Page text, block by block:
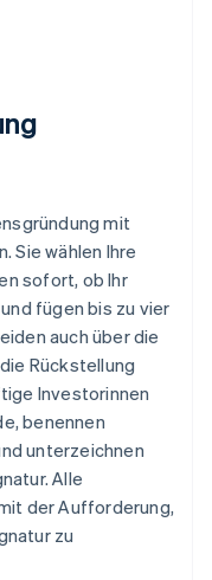
mit
Sie wählen Ihre
sofort, ob Ihr
fügen bis zu vier
auch über die
Rückstellung
Investorinnen
benennen
unterzeichnen
Alle
der Aufforderung,
zu